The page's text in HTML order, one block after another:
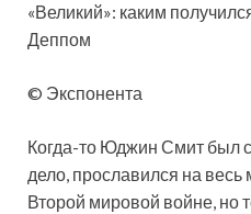
«Великий»: каким
Деппом
© Экспонента
Когда-то Юджин Смит был
дело, прославился на
Второй мировой войне, но